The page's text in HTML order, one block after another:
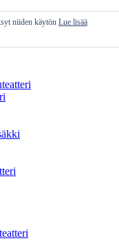
niiden käytön Lue lisää